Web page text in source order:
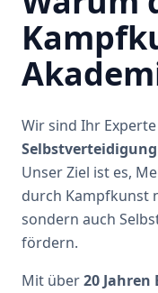
Wir sind Ihr
Selbstverteidigung
Unser Ziel ist es,
durch Kampfkunst
sondern auch
fördern.
Mit über20